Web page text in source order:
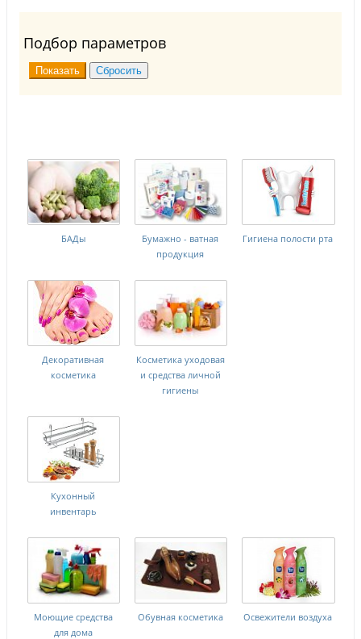
Подбор параметров
БАДы
Бумажно - ватная
продукция
Гигиена полости рта
Декоративная
косметика
Косметика уходовая
и средства личной
гигиены
Кухонный
инвентарь
Моющие средства
для дома
Обувная косметика Освежители воздуха